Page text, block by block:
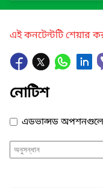
এই কনটেন্টটি শেয়ার
নোটিশ
এডভান্সড